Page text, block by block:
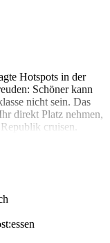
Hotspots in der
Schöner kann
nicht sein. Das
direkt Platz nehmen,
cruisen.